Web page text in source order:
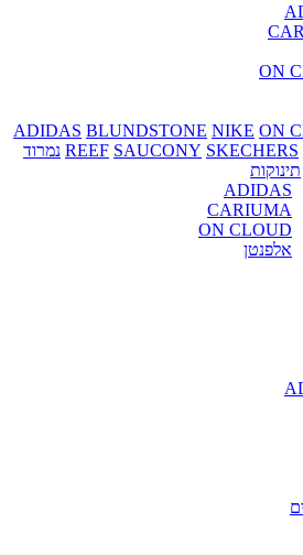
ON
ADIDAS BLUNDSTONE NIKE ON
REEF SAUCONY SKECHERS
נמרוד
תינוקות
ADIDAS
CARIUMA
ON CLOUD
אלפנטן